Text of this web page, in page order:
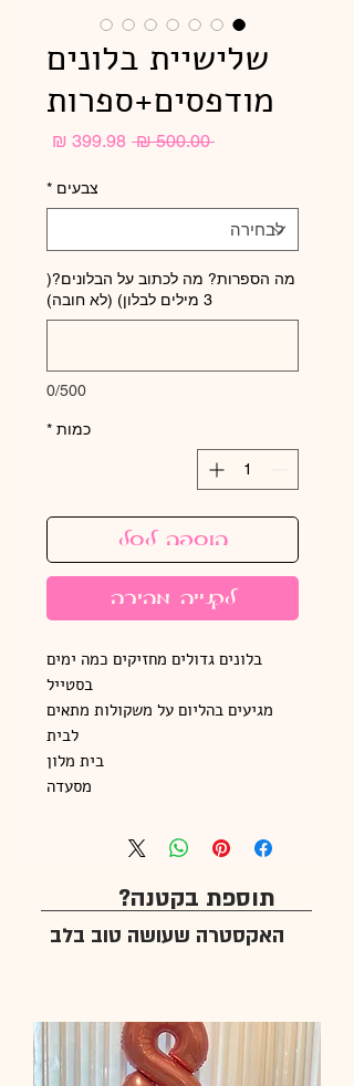
שלישיית בלונים
מודפסים+ספרות
‏500.00 ‏₪
מחיר
צבעים *
מה הספרות? מה לכתוב על הבלונים?(
3 מילים לבלון) (לא חובה)
0/500
כמות *
הוספה לסל
לקנייה מהירה
בלונים גדולים מחזיקים כמה ימים
בסטייל
מגיעים בהליום על משקולות מתאים
לבית
בית מלון
מסעדה
תוספת בקטנה?
האקסטרה שעושה טוב בלב